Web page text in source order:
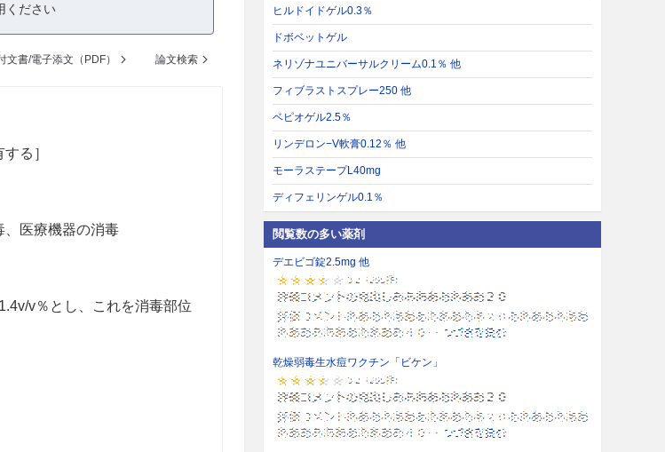
ください
文書/電子添文（PDF） 論文検索
る］
、医療機器の消毒
v％とし、これを消毒部位
ヒルドイドゲル0.3％
ドボベットゲル
ネリゾナユニバーサルクリーム0.1％ 他
フィブラストスプレー250 他
ベピオゲル2.5％
リンデロン−V軟膏0.12％ 他
モーラステープL40mg
ディフェリンゲル0.1％
閲覧数の多い薬剤
デエビゴ錠2.5mg 他
乾燥弱毒生水痘ワクチン「ビケン」